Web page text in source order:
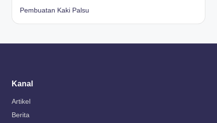
Pembuatan Kaki Palsu
Kanal
Artikel
Berita